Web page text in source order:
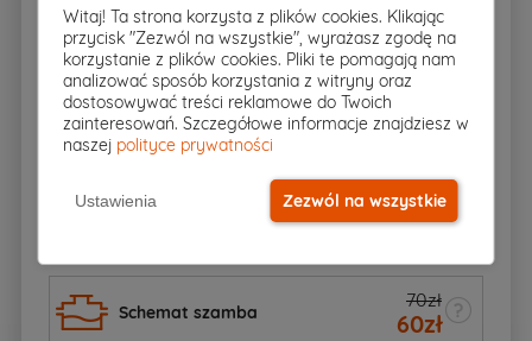
Kosztorys budowlany 600zł
Dodatkowy egzemplarz
projektu
1605
Elektroniczna wersja projektu 802zł
Schemat szamba
70zł
60zł
Witaj! Ta strona korzysta z plików cookies. Klikając
przycisk "Zezwól na wszystkie", wyrażasz zgodę na
korzystanie z plików cookies. Pliki te pomagają nam
analizować sposób korzystania z witryny oraz
dostosowywać treści reklamowe do Twoich
zainteresowań. Szczegółowe informacje znajdziesz w
naszej polityce prywatności
Ustawienia Zezwól na wszystkie